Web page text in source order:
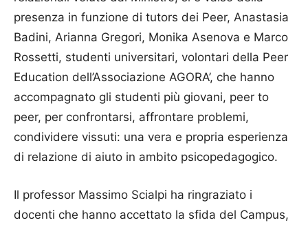
presenza in funzione di tutors dei Peer, Anastasia
Badini, Arianna Gregori, Monika Asenova e Marco
Rossetti, studenti universitari, volontari della Peer
Education dell’Associazione AGORA’, che hanno
accompagnato gli studenti più giovani, peer to
peer, per confrontarsi, affrontare problemi,
condividere vissuti: una vera e propria esperienza
di relazione di aiuto in ambito psicopedagogico.
Il professor Massimo Scialpi ha ringraziato i
docenti che hanno accettato la sfida del Campus,